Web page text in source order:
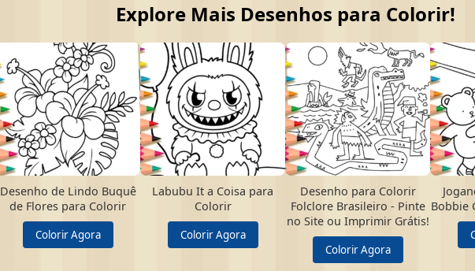
Explore Mais Desenhos para Colorir!
Desenho de Lindo Buquê
de Flores para Colorir
Colorir Agora
Labubu It a Coisa para
Colorir
Colorir Agora
Desenho para Colorir
Folclore Brasileiro - Pinte
no Site ou Imprimir Grátis!
Colorir Agora
Bobbie